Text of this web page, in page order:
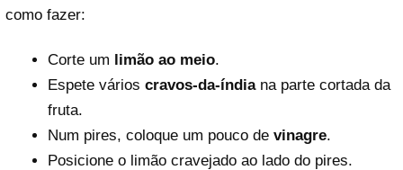
como fazer:
Corte um limão ao meio.
Espete vários cravos-da-índiana parte cortada da
fruta.
Num pires, coloque um pouco de vinagre.
Posicione o limão cravejado ao lado do pires.